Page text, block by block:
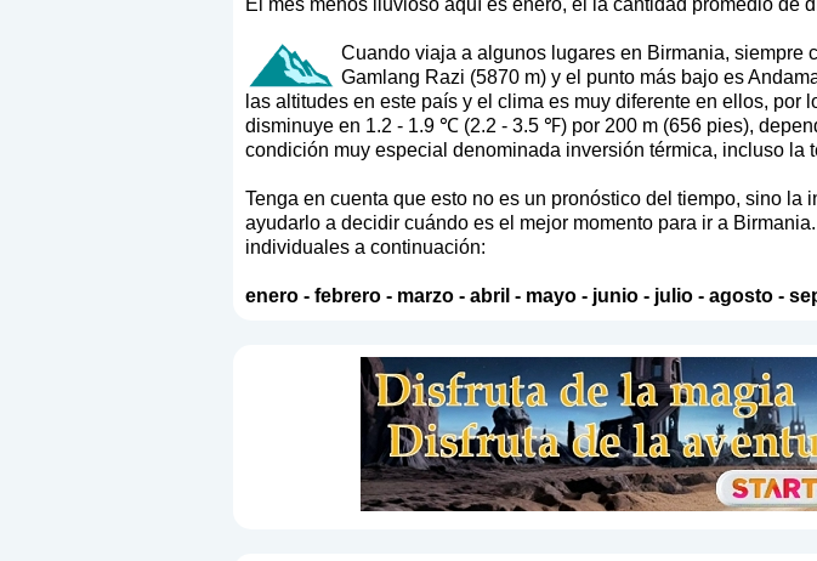
Cuando viaja a algunos lugares en Birmania, siempre
Gamlang Razi (5870 m) y el punto más bajo es
las altitudes en este país y el clima es muy diferente en ellos, por
disminuye en 1.2 - 1.9 ℃ (2.2 - 3.5 ℉) por 200 m (656 pies),
condición muy especial denominada inversión térmica, incluso la
Tenga en cuenta que esto no es un pronóstico del tiempo, sino
ayudarlo a decidir cuándo es el mejor momento para ir a
individuales a continuación:
enero- febrero- marzo- abril - mayo- junio- julio- agosto-